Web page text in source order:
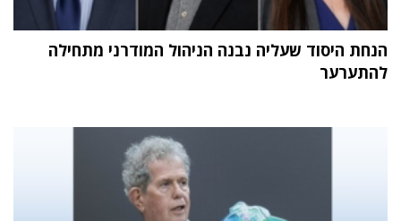
הנחת היסוד שעליה נבנה הניהול המודרני מתחילה
להתערער